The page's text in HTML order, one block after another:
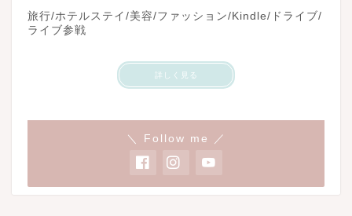
旅行/ホテルステイ/美容/ファッション/Kindle/ドライブ/
ライブ参戦
詳しく見る
＼ Follow me ／